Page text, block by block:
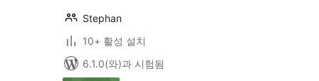
Stephan
10+ 활성 설치
6.1.0(와)과 시험됨